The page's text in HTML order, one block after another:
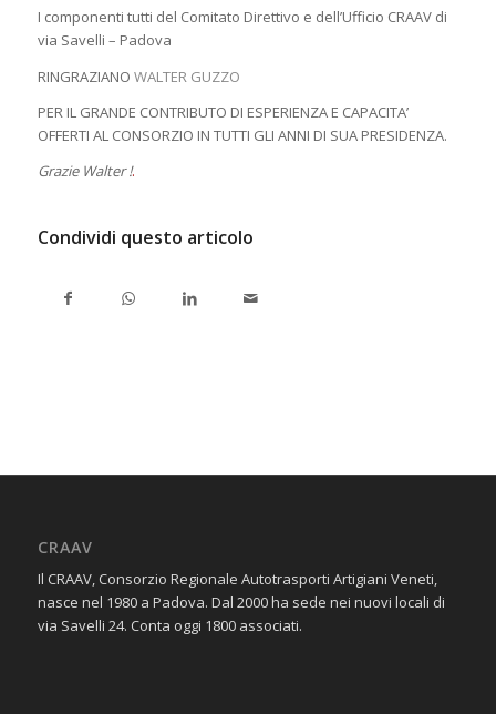
I componenti tutti del Comitato Direttivo e dell’Ufficio CRAAV di
via Savelli – Padova
RINGRAZIANO WALTER GUZZO
PER IL GRANDE CONTRIBUTO DI ESPERIENZA E CAPACITA’
OFFERTI AL CONSORZIO IN TUTTI GLI ANNI DI SUA PRESIDENZA.
Grazie Walter !.
Condividi questo articolo
CRAAV
Il CRAAV, Consorzio Regionale Autotrasporti Artigiani Veneti,
nasce nel 1980 a Padova. Dal 2000 ha sede nei nuovi locali di
via Savelli 24. Conta oggi 1800 associati.